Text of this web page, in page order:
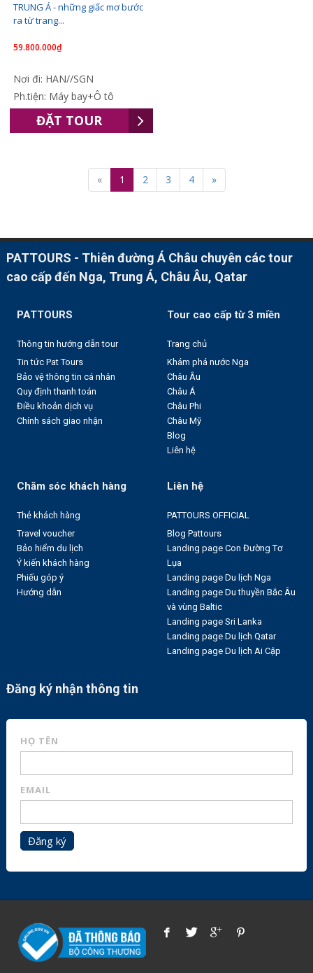
TRUNG Á - những giấc mơ bước
ra từ trang...
59.800.000₫
Nơi đi: HAN//SGN
Ph.tiện: Máy bay+Ô tô
ĐẶT TOUR
« 1 2 3 4 »
PATTOURS - Thiên đường Á Châu chuyên các tour
cao cấp đến Nga, Trung Á, Châu Âu, Qatar
PATTOURS
Thông tin hướng dẫn tour
Tin tức Pat Tours
Bảo vệ thông tin cá nhân
Quy định thanh toán
Điều khoản dịch vụ
Chính sách giao nhận
Tour cao cấp từ 3 miền
Trang chủ
Khám phá nước Nga
Châu Âu
Châu Á
Châu Phi
Châu Mỹ
Blog
Liên hệ
Chăm sóc khách hàng
Thẻ khách hàng
Travel voucher
Bảo hiểm du lịch
Ý kiến khách hàng
Phiếu góp ý
Hướng dẫn
Liên hệ
PATTOURS OFFICIAL
Blog Pattours
Landing page Con Đường Tơ
Lụa
Landing page Du lịch Nga
Landing page Du thuyền Bắc Âu
và vùng Baltic
Landing page Sri Lanka
Landing page Du lịch Qatar
Landing page Du lịch Ai Cập
Đăng ký nhận thông tin
HỌ TÊN
EMAIL
Đăng ký